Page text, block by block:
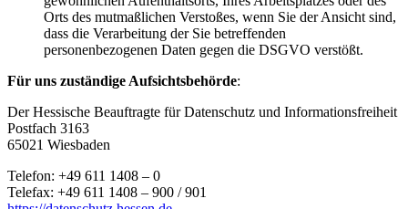
Orts des mutmaßlichen Verstoßes, wenn Sie der Ansicht sind,
dass die Verarbeitung der Sie betreffenden
personenbezogenen Daten gegen die DSGVO verstößt.
Für uns zuständige Aufsichtsbehörde:
Der Hessische Beauftragte für Datenschutz und Informationsfreiheit
Postfach 3163
65021 Wiesbaden
Telefon: +49 611 1408 – 0
Telefax: +49 611 1408 – 900 / 901